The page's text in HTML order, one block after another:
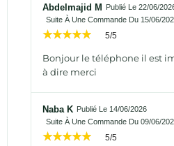
Abdelmajid M
Publié Le 22/06/
Suite À Une Commande Du 15/06/
5/5
Bonjour le téléphone il est
à dire merci
Naba K Publié Le 14/06/2026
Suite À Une Commande Du 09/06/
5/5